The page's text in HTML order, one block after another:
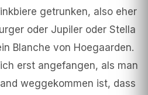
getrunken, also eher
oder Jupiler oder Stella
Blanche von Hoegaarden.
erst angefangen, als man
weggekommen ist, dass